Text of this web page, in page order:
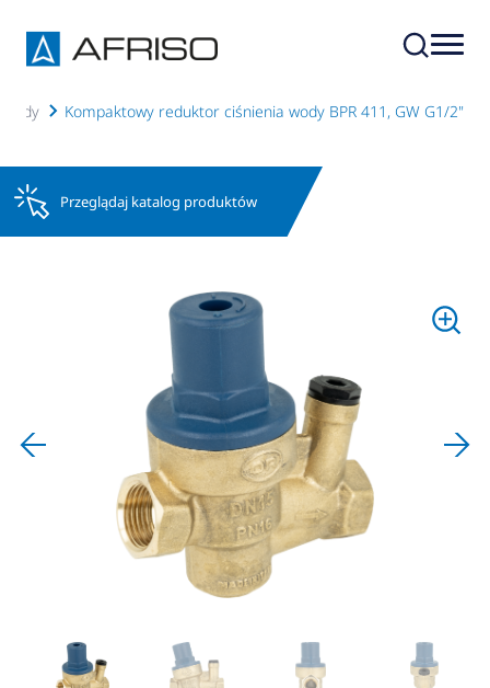
Kompaktowy reduktor ciśnienia wody BPR 411, GW G1/2"
Przeglądaj katalog produktów